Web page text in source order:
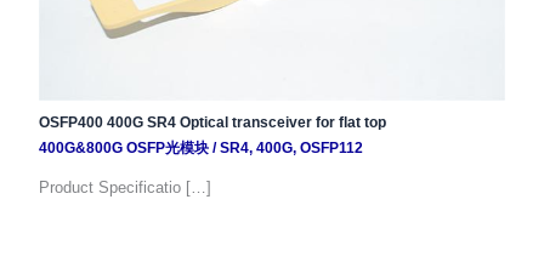
OSFP400 400G SR4 Optical transceiver for flat top
400G&800G OSFP光模块/SR4, 400G, OSFP112
Product Specificatio […]